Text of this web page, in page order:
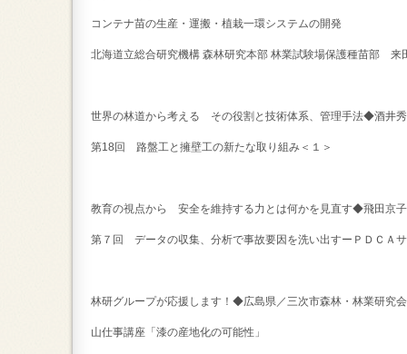
コンテナ苗の生産・運搬・植栽一環システムの開発
北海道立総合研究機構 森林研究本部 林業試験場保護種苗部
世界の林道から考える その役割と技術体系、管理手法◆酒井
第18回 路盤工と擁壁工の新たな取り組み＜１＞
教育の視点から 安全を維持する力とは何かを見直す◆飛田京
第７回 データの収集、分析で事故要因を洗い出すーＰＤＣＡ
林研グループが応援します！◆広島県／三次市森林・林業研究
山仕事講座「漆の産地化の可能性」